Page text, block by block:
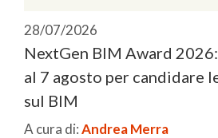
28/07/2026
NextGen BIM Award
al 7 agosto per candidare
sul BIM
A cura di:Andrea Merra